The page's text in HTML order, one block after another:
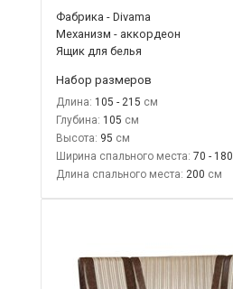
Фабрика - Divama
Механизм - аккордеон
Ящик для белья
Набор размеров
Длина: 105 - 215
Глубина: 105
Высота: 95
Ширина спального места: 70 - 180
Длина спального места: 200